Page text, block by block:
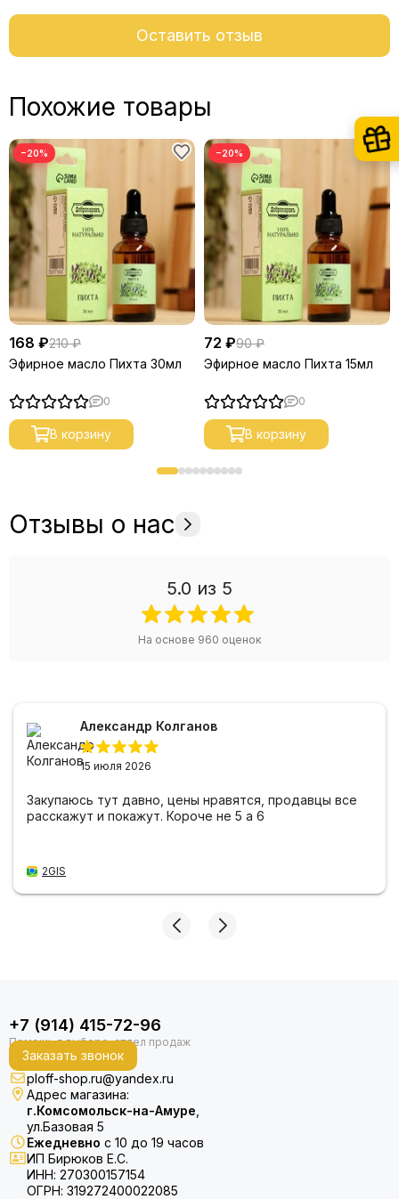
Оставить отзыв
Похожие товары
−20%
168 ₽210 ₽
Эфирное масло Пихта 30мл
0
В корзину
−20%
72 ₽90 ₽
Эфирное масло Пихта 15мл
0
В корзину
Отзывы о нас
5.0 из 5
На основе 960 оценок
Александр Колганов
15 июля 2026
Закупаюсь тут давно, цены нравятся, продавцы все
расскажут и покажут. Короче не 5 а 6
2GIS
+7 (914) 415-72-96
Заказать звонок
ploff-shop.ru@yandex.ru
Адрес магазина:
г.Комсомольск-на-Амуре
ул.Базовая 5
Ежедневно с 10 до 19 часов
ИП Бирюков Е.С.
ИНН: 270300157154
ОГРН: 319272400022085